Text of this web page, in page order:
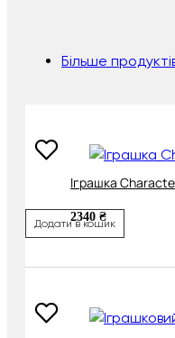
Більше
Іграшка
2340 ₴
Додати в кошик